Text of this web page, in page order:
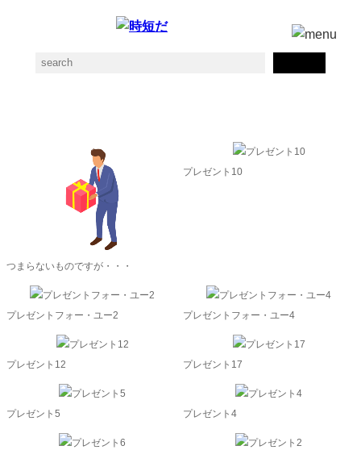
つまらないものですが・・・
プレゼント10
プレゼントフォー・ユー2 プレゼントフォー・ユー4
プレゼント12 プレゼント17
プレゼント5 プレゼント4